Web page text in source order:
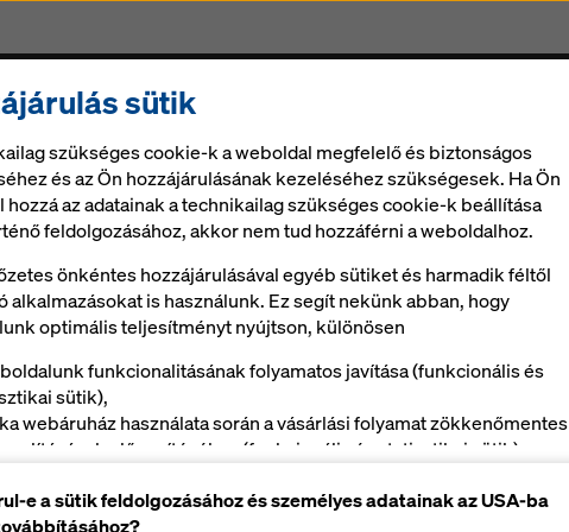
Zsalu és szolgáltatások
sütik
szükséges cookie-k a weboldal megfelelő és biztonságos
és az Ön hozzájárulásának kezeléséhez szükségesek. Ha Ön
hozzá az adatainak a technikailag szükséges cookie-k beállítása
feldolgozásához, akkor nem tud hozzáférni a weboldalhoz.
önkéntes hozzájárulásával egyéb sütiket és harmadik féltől
alkalmazásokat is használunk. Ez segít nekünk abban, hogy
optimális teljesítményt nyújtson, különösen
funkcionalitásának folyamatos javítása (funkcionális és
sütik),
webáruház használata során a vásárlási folyamat zökkenőmentes
elősegítéséhez (funkcionális és statisztikai sütik),
platformokon (marketing cookie-k).
e a sütik feldolgozásához és személyes adatainak az USA-ba